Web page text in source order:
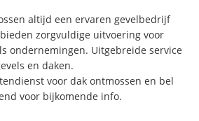
altijd een ervaren gevelbedrijf
zorgvuldige uitvoering voor
ondernemingen. Uitgebreide service
en daken.
voor dak ontmossen en bel
voor bijkomende info.